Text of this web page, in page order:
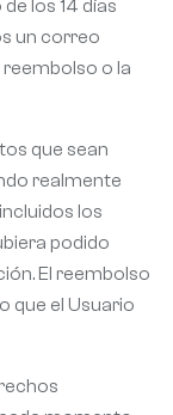
los 14 días
un correo
o la
que sean
realmente
los
podido
El reembolso
que el Usuario